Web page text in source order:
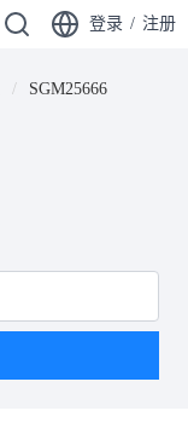
登录 / 注册
SGM25666